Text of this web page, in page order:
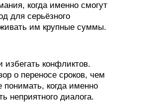
когда именно смогут
для серьёзного
им крупные суммы.
конфликтов.
о переносе сроков, чем
понимать, когда именно
неприятного диалога.